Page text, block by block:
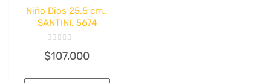
Niño Dios 25.5 cm.,
SANTINI, 5674
con
0
5
$107,000